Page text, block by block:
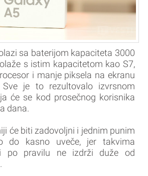
sa baterijom kapaciteta 3000
s istim kapacitetom kao S7,
i manje piksela na ekranu
Sve je to rezultovalo izvrsnom
će se kod prosečnog korisnika
dana.
će biti zadovoljni i jednim punim
do kasno uveče, jer takvima
po pravilu ne izdrži duže od